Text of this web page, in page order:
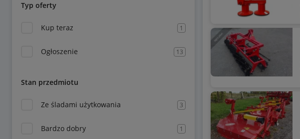
Typ oferty
Kup teraz 1
Ogłoszenie 13
Stan przedmiotu
Ze śladami użytkowania 3
Bardzo dobry 1